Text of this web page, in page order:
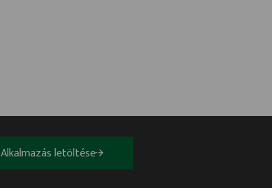
Alkalmazás letöltése